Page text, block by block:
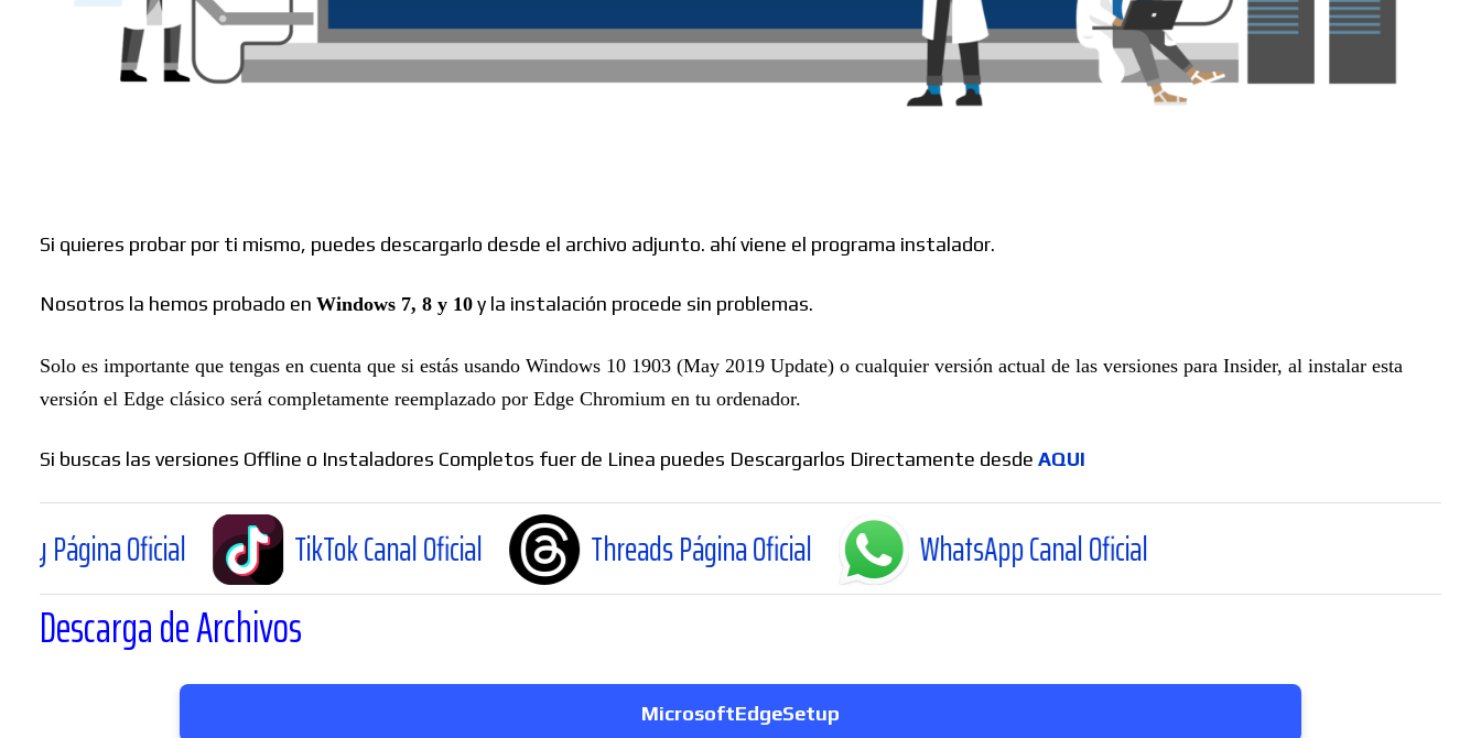
Si quieres probar por ti mismo, puedes descargarlo desde el archivo adjunto. ahí viene el programa instalador.
Nosotros la hemos probado en Windows 7, 8 y 10 y la instalación procede sin problemas.
Solo es importante que tengas en cuenta que si estás usando Windows 10 1903 (May 2019 Update) o cualquier versión actual de las versiones para Insider, al instalar esta
versión el Edge clásico será completamente reemplazado por Edge Chromium en tu ordenador.
Si buscas las versiones Offline o Instaladores Completos fuer de Linea puedes Descargarlos Directamente desde AQUI
Oficial TikTok Canal Oficial Threads Página Oficial WhatsApp Canal Oficial
Descarga de Archivos
MicrosoftEdgeSetup